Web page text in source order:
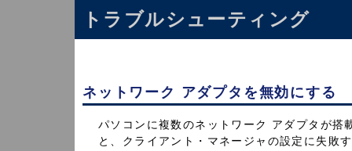
トラブルシューティング
ネットワーク アダプタを無効にする
パソコンに複数のネットワーク アダプタが搭
と、クライアント・マネージャの設定に失敗